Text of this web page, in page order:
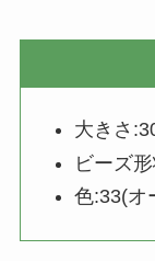
大きさ
ビーズ
色:33(オ